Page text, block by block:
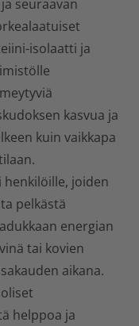
seuraavan
isolaatti ja
kasvua ja
kuin vaikkapa
joiden
pelkästä
energian
tai kovien
aikana.
helppoa ja